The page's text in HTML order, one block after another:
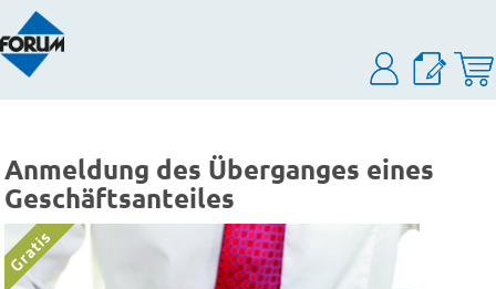
Anmeldung des Überganges eines
Geschäftsanteiles